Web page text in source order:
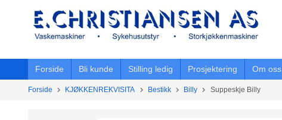
innholdet
Forside Bli kunde Stilling ledig Prosjektering Om oss
Forside KJØKKENREKVISITA Bestikk Billy Suppeskje Billy